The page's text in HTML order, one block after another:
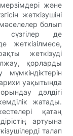
және
жеткізушіні
болып
сүзгілер де
жеткізілмесе,
жеткізуді
қорларды
уақытында
дәлдігі
жатады.
қатаң
артуына
талап